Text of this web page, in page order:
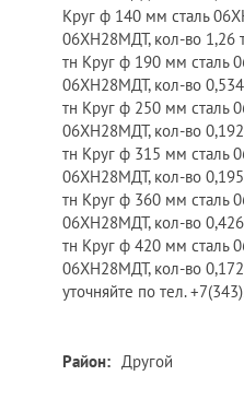
Круг ф 140 мм сталь
06ХН28МДТ, кол-во 1,26
тн Круг ф 190 мм сталь
06ХН28МДТ, кол-во
тн Круг ф 250 мм сталь
06ХН28МДТ, кол-во
тн Круг ф 315 мм сталь
06ХН28МДТ, кол-во
тн Круг ф 360 мм сталь
06ХН28МДТ, кол-во
тн Круг ф 420 мм сталь
06ХН28МДТ, кол-во
уточняйте по тел.
Район: Другой